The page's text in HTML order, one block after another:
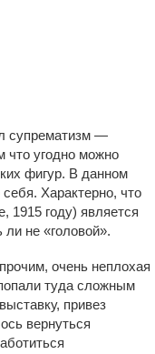
супрематизм —
что угодно можно
фигур. В данном
Характерно, что
1915 году) является
ли не «головой».
очень неплохая
туда сложным
привез
вернуться